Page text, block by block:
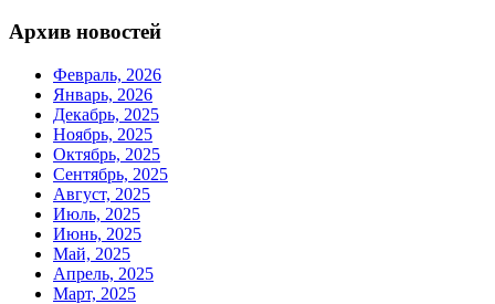
Архив новостей
Февраль, 2026
Январь, 2026
Декабрь, 2025
Ноябрь, 2025
Октябрь, 2025
Сентябрь, 2025
Август, 2025
Июль, 2025
Июнь, 2025
Май, 2025
Апрель, 2025
Март, 2025